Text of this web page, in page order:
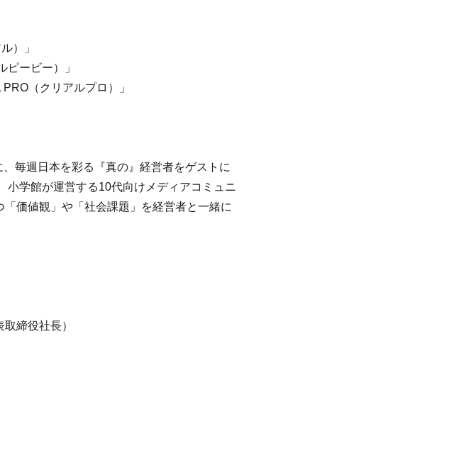
）」
ービー）」
（クリアルプロ）」
毎週日本を彩る『真の』経営者をゲストに
小学館が運営する10代向けメディアコミュニ
価値観」や「社会課題」を経営者と一緒に
締役社長）